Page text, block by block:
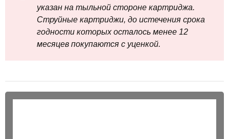
указан на тыльной стороне картриджа.
Струйные картриджи, до истечения срока
годности которых осталось менее 12
месяцев покупаются с уценкой.